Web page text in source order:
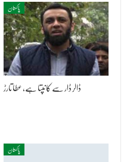
پاکستان
ڈالر ڈار سے کانپتا ہے، عطا تارڑ
پاکستان